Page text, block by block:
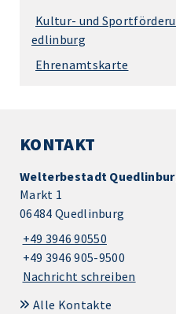
Kultur- und
edlinburg
Ehrenamtskarte
KONTAKT
Welterbestadt
Markt 1
06484 Quedlinburg
+49 3946 90550
+49 3946 905-9500
Nachricht schreiben
Alle Kontakte